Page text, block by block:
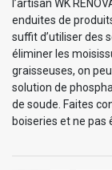
l’artisan WK
enduites de
suffit d’utiliser des
éliminer les
graisseuses, on
solution de
de soude. Faites
boiseries et ne pas